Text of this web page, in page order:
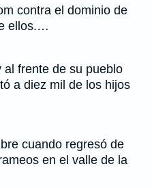
contra el dominio de
ellos.…
frente de su pueblo
a diez mil de los hijos
cuando regresó de
en el valle de la